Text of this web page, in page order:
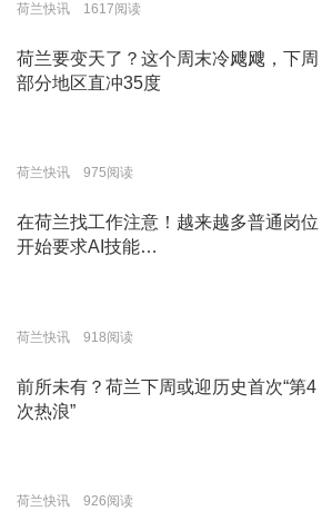
荷兰快讯 1617阅读
荷兰要变天了？这个周末冷飕飕，下周
部分地区直冲35度
荷兰快讯 975阅读
在荷兰找工作注意！越来越多普通岗位
开始要求AI技能…
荷兰快讯 918阅读
前所未有？荷兰下周或迎历史首次“第4
次热浪”
荷兰快讯 926阅读